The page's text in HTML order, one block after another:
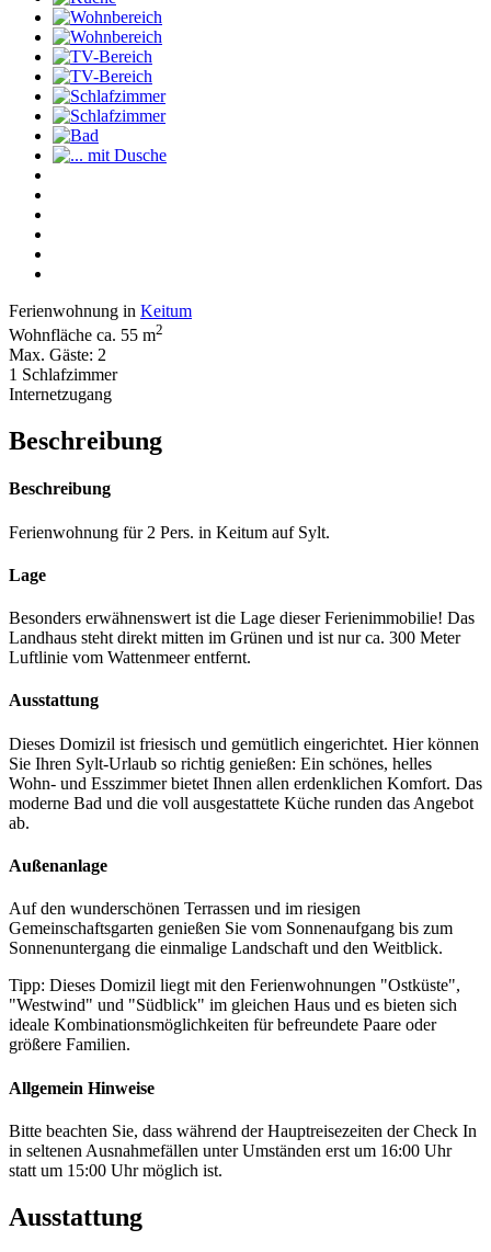
Ferienwohnung in Keitum
Wohnfläche ca. 55 m2
Max. Gäste: 2
1 Schlafzimmer
Internetzugang
Beschreibung
Beschreibung
Ferienwohnung für 2 Pers. in Keitum auf Sylt.
Lage
Besonders erwähnenswert ist die Lage dieser Ferienimmobilie! Das
Landhaus steht direkt mitten im Grünen und ist nur ca. 300 Meter
Luftlinie vom Wattenmeer entfernt.
Ausstattung
Dieses Domizil ist friesisch und gemütlich eingerichtet. Hier können
Sie Ihren Sylt-Urlaub so richtig genießen: Ein schönes, helles
Wohn- und Esszimmer bietet Ihnen allen erdenklichen Komfort. Das
moderne Bad und die voll ausgestattete Küche runden das Angebot
ab.
Außenanlage
Auf den wunderschönen Terrassen und im riesigen
Gemeinschaftsgarten genießen Sie vom Sonnenaufgang bis zum
Sonnenuntergang die einmalige Landschaft und den Weitblick.
Tipp: Dieses Domizil liegt mit den Ferienwohnungen "Ostküste",
"Westwind" und "Südblick" im gleichen Haus und es bieten sich
ideale Kombinationsmöglichkeiten für befreundete Paare oder
größere Familien.
Allgemein Hinweise
Bitte beachten Sie, dass während der Hauptreisezeiten der Check In
in seltenen Ausnahmefällen unter Umständen erst um 16:00 Uhr
statt um 15:00 Uhr möglich ist.
Ausstattung